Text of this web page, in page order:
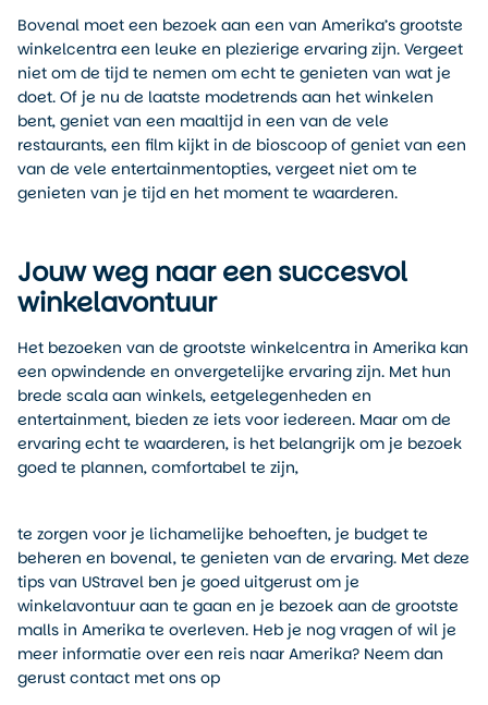
Bovenal moet een bezoek aan een van Amerika’s grootste
winkelcentra een leuke en plezierige ervaring zijn. Vergeet
niet om de tijd te nemen om echt te genieten van wat je
doet. Of je nu de laatste modetrends aan het winkelen
bent, geniet van een maaltijd in een van de vele
restaurants, een film kijkt in de bioscoop of geniet van een
van de vele entertainmentopties, vergeet niet om te
genieten van je tijd en het moment te waarderen.
Jouw weg naar een succesvol
winkelavontuur
Het bezoeken van de grootste winkelcentra in Amerika kan
een opwindende en onvergetelijke ervaring zijn. Met hun
brede scala aan winkels, eetgelegenheden en
entertainment, bieden ze iets voor iedereen. Maar om de
ervaring echt te waarderen, is het belangrijk om je bezoek
goed te plannen, comfortabel te zijn,
te zorgen voor je lichamelijke behoeften, je budget te
beheren en bovenal, te genieten van de ervaring. Met deze
tips van UStravel ben je goed uitgerust om je
winkelavontuur aan te gaan en je bezoek aan de grootste
malls in Amerika te overleven. Heb je nog vragen of wil je
meer informatie over een reis naar Amerika? Neem dan
gerust contact met ons op